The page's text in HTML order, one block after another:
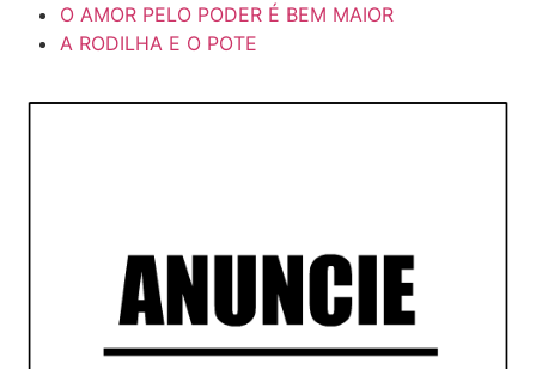
O AMOR PELO PODER É BEM MAIOR
A RODILHA E O POTE